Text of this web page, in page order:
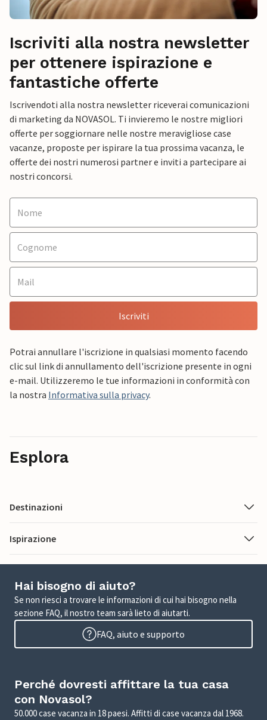
Iscriviti alla nostra newsletter
per ottenere ispirazione e
fantastiche offerte
Iscrivendoti alla nostra newsletter riceverai comunicazioni
di marketing da NOVASOL. Ti invieremo le nostre migliori
offerte per soggiornare nelle nostre meravigliose case
vacanze, proposte per ispirare la tua prossima vacanza, le
offerte dei nostri numerosi partner e inviti a partecipare ai
nostri concorsi.
Iscriviti
Potrai annullare l'iscrizione in qualsiasi momento facendo
clic sul link di annullamento dell'iscrizione presente in ogni
e-mail. Utilizzeremo le tue informazioni in conformità con
la nostra Informativa sulla privacy.
Esplora
Destinazioni
Ispirazione
Hai bisogno di aiuto?
Se non riesci a trovare le informazioni di cui hai bisogno nella
sezione FAQ, il nostro team sarà lieto di aiutarti.
FAQ, aiuto e supporto
Perché dovresti affittare la tua casa
con Novasol?
50.000 case vacanza in 18 paesi. Affitti di case vacanza dal 1968.